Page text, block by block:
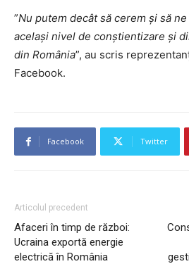
”Nu putem decât să cerem și să
același nivel de conștientizare și
din România”, au scris
Facebook.
Facebook Twitter
Articolul precedent
Afaceri în timp de război:
Ucraina exportă energie
electrică în România